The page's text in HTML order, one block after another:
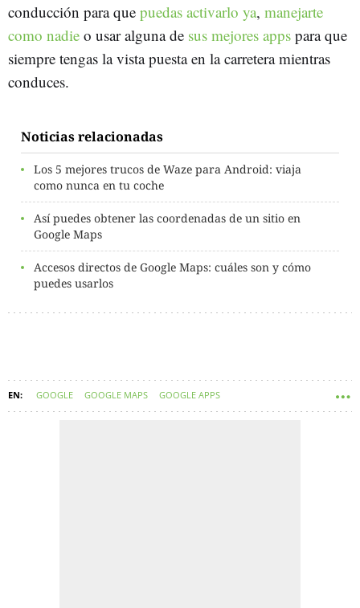
conducción para que puedas activarlo ya, manejarte
como nadie o usar alguna de sus mejores apps para que
siempre tengas la vista puesta en la carretera mientras
conduces.
Noticias relacionadas
Los 5 mejores trucos de Waze para Android: viaja
como nunca en tu coche
Así puedes obtener las coordenadas de un sitio en
Google Maps
Accesos directos de Google Maps: cuáles son y cómo
puedes usarlos
GOOGLE GOOGLE MAPS GOOGLE APPS